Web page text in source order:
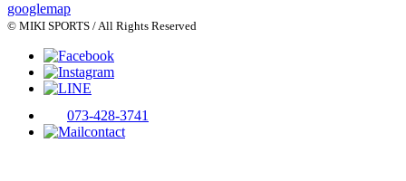
googlemap
© MIKI SPORTS / All Rights Reserved
073-428-3741
contact